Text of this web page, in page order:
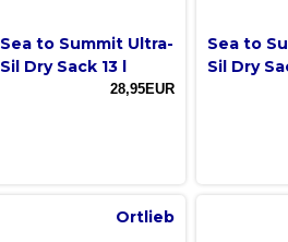
Sea to Summit Ultra-
Sil Dry Sack 13 l
28,95EUR
Sea to
Sil Dry
Ortlieb